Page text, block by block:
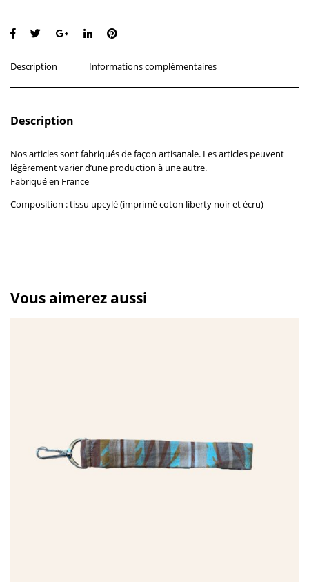
Description Informations complémentaires
Description
Nos articles sont fabriqués de façon artisanale. Les articles peuvent
légèrement varier d’une production à une autre.
Fabriqué en France
Composition : tissu upcylé (imprimé coton liberty noir et écru)
Vous aimerez aussi